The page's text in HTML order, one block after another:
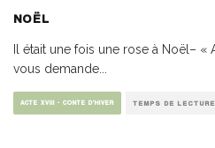
NOËL
Il était une fois une rose à Noël– «
vous demande...
ACTE XVIII - CONTE D’HIVER TEMPS DE